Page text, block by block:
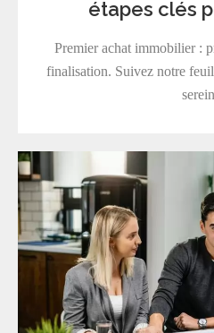
étapes clés
Premier achat immobilier :
finalisation. Suivez notre